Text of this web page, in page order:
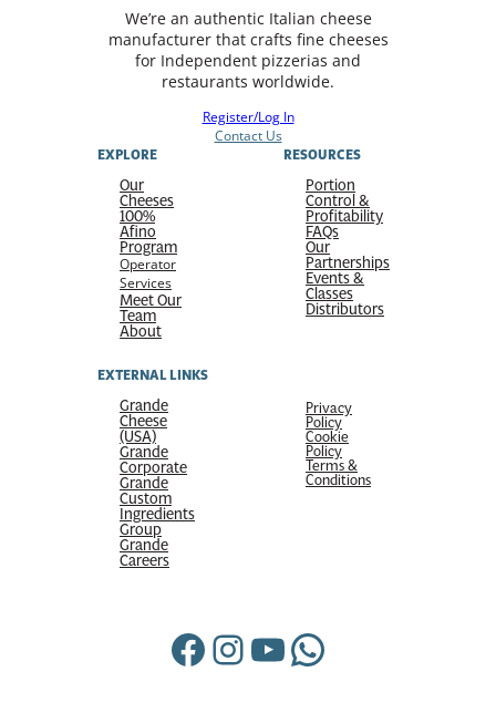
We’re an authentic Italian cheese
manufacturer that crafts fine cheeses
for Independent pizzerias and
restaurants worldwide.
Register/Log In
Contact Us
EXPLORE
Our
Cheeses
100%
Afino
Program
Operator
Services
Meet Our
Team
About
RESOURCES
Portion
Control &
Profitability
FAQs
Our
Partnerships
Events &
Classes
Distributors
EXTERNAL LINKS
Grande
Cheese
(USA)
Grande
Corporate
Grande
Custom
Ingredients
Group
Grande
Careers
Privacy
Policy
Cookie
Policy
Terms &
Conditions
Facebook
Instagram
YouTube
WhatsApp